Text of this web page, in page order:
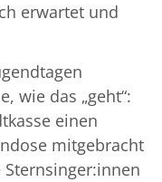
erwartet und
wie das „geht“:
einen
mitgebracht
Sternsinger:innen